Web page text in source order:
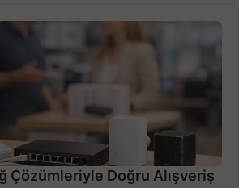
Çözümleriyle Doğru Alışveriş